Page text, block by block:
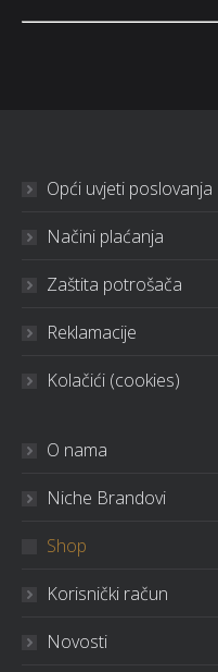
Opći uvjeti poslovanja
Načini plaćanja
Zaštita potrošača
Reklamacije
Kolačići (cookies)
O nama
Niche Brandovi
Shop
Korisnički račun
Novosti